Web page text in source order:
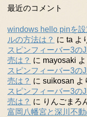
最近のコメント
windows hello pinを
ルの方法は？ に ta よ
スピンフィーバー3の
売は？ に mayosaki よ
スピンフィーバー3の
売は？ に suikosan よ
スピンフィーバー3の
売は？ に りんごまろ
富岡八幡宮と深川不